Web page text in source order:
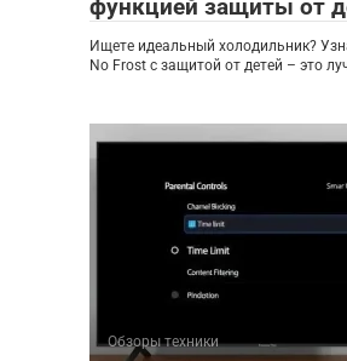
функцией защиты от
Ищете идеальный холодильник?
No Frost с защитой от детей – это
Обзоры техники